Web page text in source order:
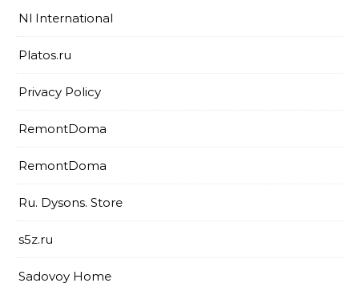
Nl International
Platos.ru
Privacy Policy
RemontDoma
RemontDoma
Ru. Dysons. Store
s5z.ru
Sadovoy Home